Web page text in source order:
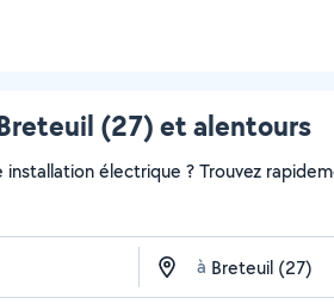
(27) et alentours
électrique ? Trouvez
à